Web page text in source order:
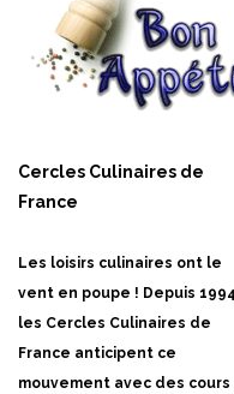
Cercles Culinaires de
France
Les loisirs culinaires ont le
vent en poupe ! Depuis
les Cercles Culinaires de
France anticipent ce
mouvement avec des